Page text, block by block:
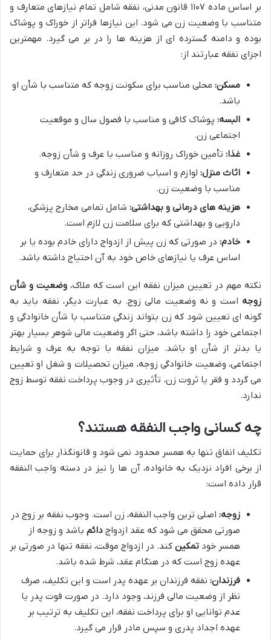
بر اساس ماده ۱۱۰۷ قانون مدنی، نفقه شامل تمام نیازهای متعارف و
متناسب با وضعیت زن می شود. این نیازها فراتر از خوراک و پوشاک
بوده و دامنه گسترده ای از هزینه ها را در بر می گیرد. مهمترین
اجزای نفقه عبارتند از:
مسکن: محلی مناسب برای سکونت زوجه که متناسب با شأن او
باشد.
البسه: پوشاک کافی و مناسب با فصول سال و موقعیت
اجتماعی زن.
غذا: تأمین خوراک روزانه و مناسب با عرف و شأن زوجه.
اثاث منزل: لوازم و اسباب ضروری زندگی در حد متعارف و
مناسب با وضعیت زن.
هزینه های درمانی و بهداشتی: شامل تمامی مخارج پزشکی،
دارویی و بهداشتی که برای سلامت زن لازم است.
خادم: در صورتی که زن پیش از ازدواج دارای خادم بوده یا بر
اساس عرف یا نیازهای خاص خود به آن احتیاج داشته باشد.
نکته مهم در تعیین میزان نفقه این است که ملاک، وضعیت و شأن
زوجه است و نه وضعیت مالی زوج. به عبارت دیگر، نفقه باید به
گونه ای تعیین شود که زن بتواند زندگی متناسب با شأن خانوادگی و
اجتماعی خود را داشته باشد، حتی اگر وضعیت مالی شوهر بسیار بهتر
یا بدتر از شأن او باشد. میزان نفقه با توجه به عرف و شرایط
اجتماعی، وضعیت خانوادگی زوجه، میزان تحصیلات و شغل او تعیین
می گردد و فقر یا ثروت زن، تأثیری در وجوب پرداخت نفقه توسط زوج
ندارد.
چه کسانی واجب النفقه هستند؟
تکلیف انفاق تنها به همسر محدود نمی شود و قانونگذار برای حمایت
از برخی افراد نزدیک به خانواده، آن ها را نیز در دسته واجب النفقه
قرار داده است:
زوجه: اصلی ترین واجب النفقه، زن است. وجوب نفقه بر زوج در
صورتی محقق می شود که عقد ازدواج دائم باشد و زوجه از
همسر خود تمکین کند. در ازدواج موقت، نفقه تنها در صورتی بر
عهده زوج است که در هنگام عقد، شرط شده باشد.
فرزندان: نفقه فرزندان بر عهده پدر است و این تکلیف، صرف
نظر از وضعیت مالی فرزند، وجود دارد. در صورت فوت پدر یا
عدم توانایی او برای پرداخت نفقه، این تکلیف به ترتیب بر
عهده اجداد پدری و سپس مادر قرار می گیرد.